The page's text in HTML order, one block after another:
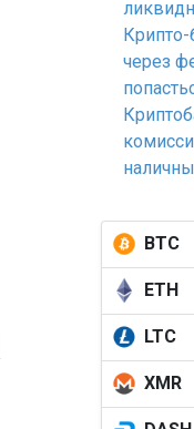
Крипто-
через
BTC
ETH
LTC
XMR